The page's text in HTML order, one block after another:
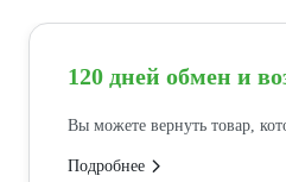
120 дней обмен и
Вы можете вернуть товар,
Подробнее